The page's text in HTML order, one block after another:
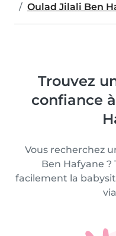
Oulad Jilali Ben
Trouvez
confiance
Vous recherchez
Ben Hafyane
facilement la